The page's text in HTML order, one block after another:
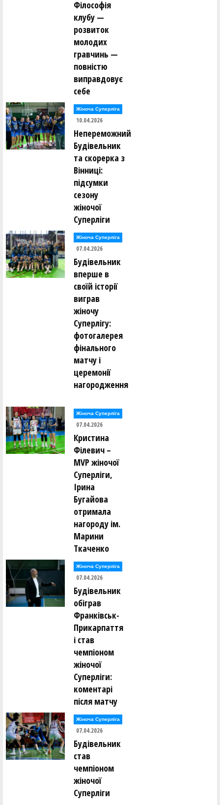
Філософія
клубу —
розвиток
молодих
гравчинь —
повністю
виправдовує
себе
Жіноча Суперліга
10.04.2026
Непереможний
Будівельник
та скорерка з
Вінниці:
підсумки
сезону
жіночої
Суперліги
Жіноча Суперліга
07.04.2026
Будівельник
вперше в
своїй історії
виграв
жіночу
Суперлігу:
фотогалерея
фінального
матчу і
церемонії
нагородження
Жіноча Суперліга
07.04.2026
Кристина
Філевич –
MVP жіночої
Суперліги,
Ірина
Бугайова
отримала
нагороду ім.
Марини
Ткаченко
Жіноча Суперліга
07.04.2026
Будівельник
обіграв
Франківськ-
Прикарпаття
і став
чемпіоном
жіночої
Суперліги:
коментарі
після матчу
Жіноча Суперліга
07.04.2026
Будівельник
став
чемпіоном
жіночої
Суперліги